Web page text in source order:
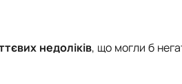
недоліків, що могли б